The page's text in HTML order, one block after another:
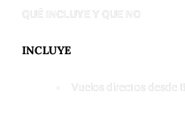
QUÉ INCLUYE Y QUE NO
INCLUYE
Vuelos directos desde